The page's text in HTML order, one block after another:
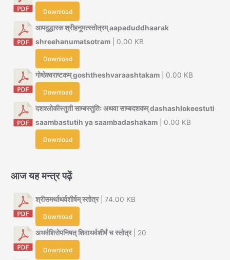
Download
आपदुद्धारक श्रीहनूमत्स्तोत्रम् aapaduddhaarak
shreehanumatsotram | 0.00 KB
Download
गोष्ठेश्वराष्टकम् goshtheshvaraashtakam | 0.00 KB
Download
दशश्लोकीस्तुती साम्बस्तुतिः अथवा साम्बदशकम् dashashlokeestuti
saambastutih ya saambadashakam | 0.00 KB
Download
आज यह मन्त्र पढ़ें
श्रीसमर्थाथर्वशीर्षम् स्तोत्र| 74.00 KB
Download
अथर्वशिरोपनिषत् शिवाथर्वशीर्षं च स्तोत्र| 20
Download